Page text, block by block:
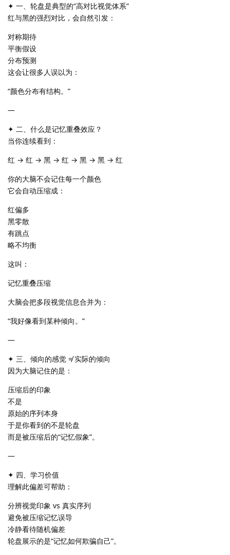
✦ 一、轮盘是典型的“高对比视觉体系”
红与黑的强烈对比，会自然引发：
对称期待
平衡假设
分布预测
这会让很多人误以为：
“颜色分布有结构。”
—
✦ 二、什么是记忆重叠效应？
当你连续看到：
红 → 红 → 黑 → 红 → 黑 → 黑 → 红
你的大脑不会记住每一个颜色
它会自动压缩成：
红偏多
黑零散
有跳点
略不均衡
这叫：
记忆重叠压缩
大脑会把多段视觉信息合并为：
“我好像看到某种倾向。”
—
✦ 三、倾向的感觉 ≠ 实际的倾向
因为大脑记住的是：
压缩后的印象
不是
原始的序列本身
于是你看到的不是轮盘
而是被压缩后的“记忆假象”。
—
✦ 四、学习价值
理解此偏差可帮助：
分辨视觉印象 vs 真实序列
避免被压缩记忆误导
冷静看待随机偏差
轮盘展示的是“记忆如何欺骗自己”。